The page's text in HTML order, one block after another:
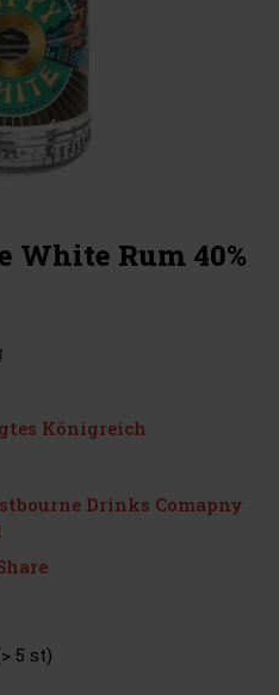
White Rum 40%
Königreich
Drinks Comapny
5 st)